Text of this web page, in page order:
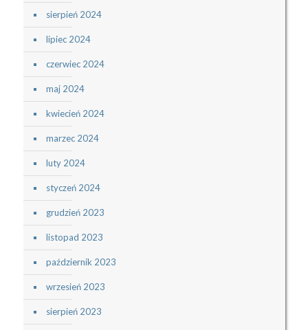
sierpień 2024
lipiec 2024
czerwiec 2024
maj 2024
kwiecień 2024
marzec 2024
luty 2024
styczeń 2024
grudzień 2023
listopad 2023
październik 2023
wrzesień 2023
sierpień 2023